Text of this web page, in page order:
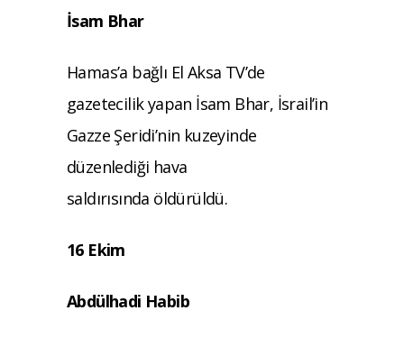
İsam Bhar
Hamas’a bağlı El Aksa TV’de
gazetecilik yapan İsam Bhar, İsrail’in
Gazze Şeridi’nin kuzeyinde
düzenlediği hava
saldırısında öldürüldü.
16 Ekim
Abdülhadi Habib